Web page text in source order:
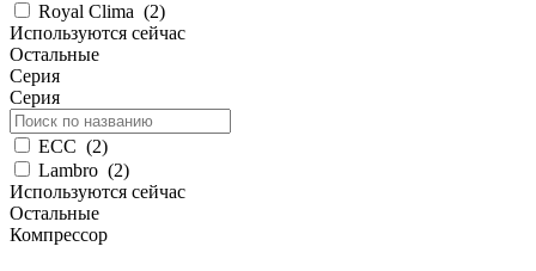
Royal Clima (2)
Используются сейчас
Остальные
Серия
Серия
ECC (2)
Lambro (2)
Используются сейчас
Остальные
Компрессор